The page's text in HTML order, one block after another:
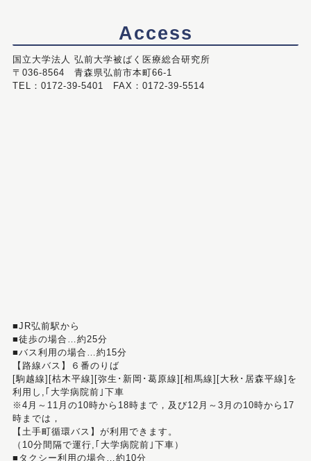
Access
国立大学法人 弘前大学被ばく医療総合研究所
〒036-8564 青森県弘前市本町66-1
TEL：0172-39-5401 FAX：0172-39-5514
■JR弘前駅から
■徒歩の場合…約25分
■バス利用の場合…約15分
【路線バス】６番のりば
[駒越線][枯木平線][弥生･新岡･葛原線][相馬線][大秋･居森平線]を
利用し,｢大学病院前｣下車
※4月～11月の10時から18時まで，及び12月～3月の10時から17
時までは，
【土手町循環バス】が利用できます。
（10分間隔で運行,｢大学病院前｣下車）
■タクシー利用の場合…約10分